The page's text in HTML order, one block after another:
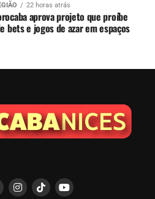
22 horas atrás
aprova projeto que proíbe
bets e jogos de azar em espaços